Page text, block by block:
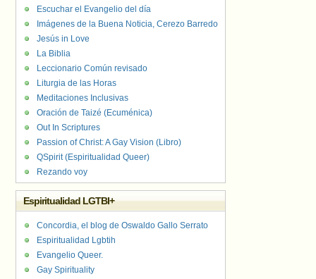
Escuchar el Evangelio del día
Imágenes de la Buena Noticia, Cerezo Barredo
Jesús in Love
La Biblia
Leccionario Común revisado
Liturgia de las Horas
Meditaciones Inclusivas
Oración de Taizé (Ecuménica)
Out In Scriptures
Passion of Christ: A Gay Vision (Libro)
QSpirit (Espiritualidad Queer)
Rezando voy
Espiritualidad LGTBI+
Concordia, el blog de Oswaldo Gallo Serrato
Espiritualidad Lgbtih
Evangelio Queer.
Gay Spirituality